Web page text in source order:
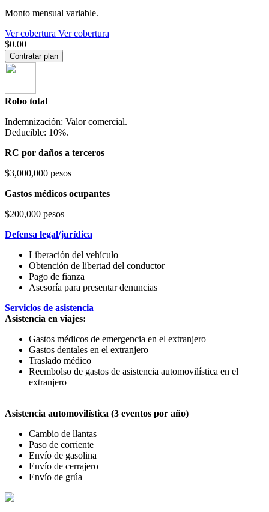
Monto mensual variable.
Ver cobertura Ver cobertura
$0.00
Contratar plan
Robo total
Indemnización: Valor comercial.
Deducible: 10%.
RC por daños a terceros
$3,000,000 pesos
Gastos médicos ocupantes
$200,000 pesos
Defensa legal/jurídica
Liberación del vehículo
Obtención de libertad del conductor
Pago de fianza
Asesoría para presentar denuncias
Servicios de asistencia
Asistencia en viajes:
Gastos médicos de emergencia en el extranjero
Gastos dentales en el extranjero
Traslado médico
Reembolso de gastos de asistencia automovilística en el
extranjero
Asistencia automovilística (3 eventos por año)
Cambio de llantas
Paso de corriente
Envío de gasolina
Envío de cerrajero
Envío de grúa